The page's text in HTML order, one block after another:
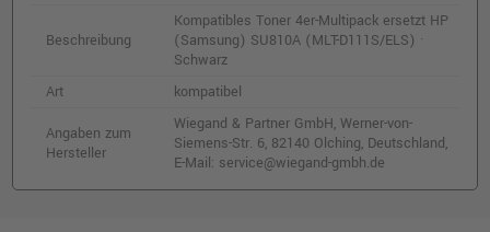
Beschreibung
Kompatibles Toner 4er-Multipack ersetzt HP
(Samsung) SU810A (MLT-D111S/ELS) ·
Schwarz
Art
kompatibel
Angaben zum
Hersteller
Wiegand & Partner GmbH, Werner-von-
Siemens-Str. 6, 82140 Olching, Deutschland,
E-Mail: service@wiegand-gmbh.de